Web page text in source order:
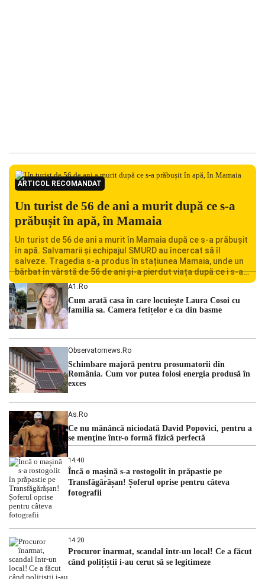
ARTICOL RECOMANDAT
Un turist de 56 de ani a murit după ce s-a
prăbușit în apă, în Mamaia
Un turist de 56 de ani a murit în Mamaia după ce s-a prăbușit
în apă. Salvamarii și echipajul SMURD au încercat să îl
salveze. Tragedia s-a produs în stațiunea Mamaia, unde un
bărbat în vârstă de 56 de ani și-a pierdut viața după ce i s-a
făcut rău în timp ce se afla în […]
A1.ro
Cum arată casa în care locuiește Laura Cosoi cu
familia sa. Camera fetițelor e ca din basme
Observatornews.ro
Schimbare majoră pentru prosumatorii din
România. Cum vor putea folosi energia produsă în
exces
As.ro
Ce nu mănâncă niciodată David Popovici, pentru a
se menţine într-o formă fizică perfectă
14:40
Încă o mașină s-a rostogolit în prăpastie pe
Transfăgărășan! Șoferul oprise pentru câteva
fotografii
14:20
Procuror înarmat, scandal într-un local! Ce a făcut
când polițiștii i-au cerut să se legitimeze